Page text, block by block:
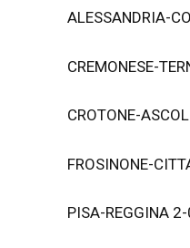
ALESSANDRIA-
CREMONESE-
CROTONE-
FROSINONE-
PISA-REGGINA